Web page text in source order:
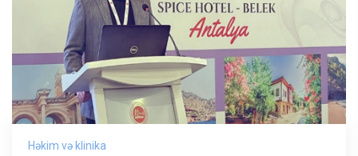
Həkim və klinika